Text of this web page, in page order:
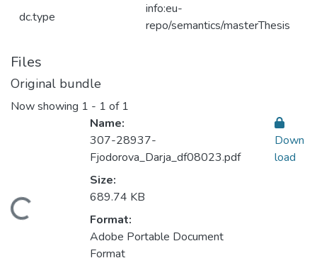
dc.type
info:eu-
repo/semantics/masterThesis
Files
Original bundle
Now showing 1 - 1 of 1
Name:
307-28937-
Fjodorova_Darja_df08023.pdf
Size:
689.74 KB
Format:
Adobe Portable Document
Format
Down
load